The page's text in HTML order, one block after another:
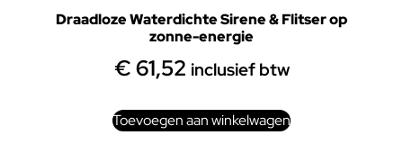
Draadloze Waterdichte Sirene & Flitser op
zonne-energie
€61,52 inclusief btw
Toevoegen aan winkelwagen